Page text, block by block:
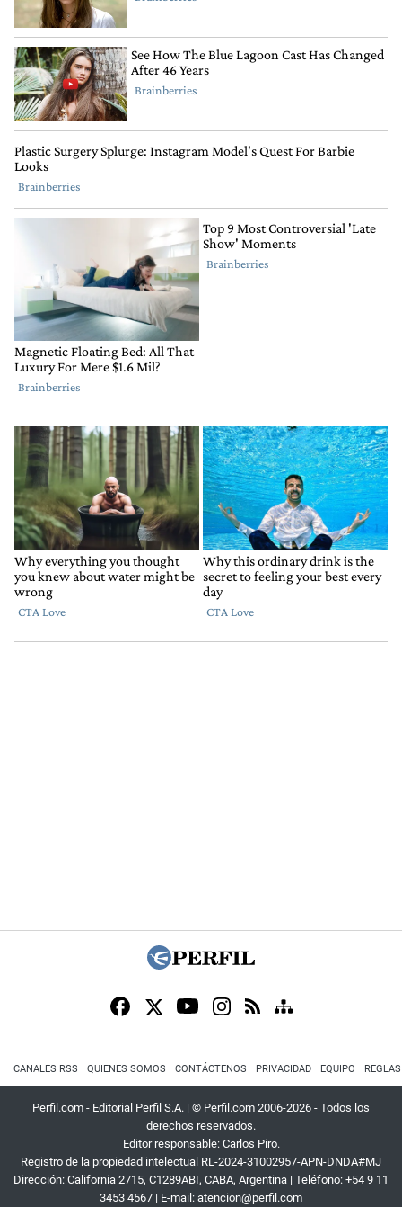
CANALES RSS QUIENES SOMOS CONTÁCTENOS PRIVACIDAD EQUIPO
Perfil.com - Editorial Perfil S.A. | © Perfil.com 2006-2026 - Todos los
derechos reservados.
Editor responsable: Carlos Piro.
Registro de la propiedad intelectual RL-2024-31002957-APN-DNDA#MJ
Dirección: California 2715, C1289ABI, CABA, Argentina | Teléfono: +54 9 11
3453 4567 | E-mail: atencion@perfil.com